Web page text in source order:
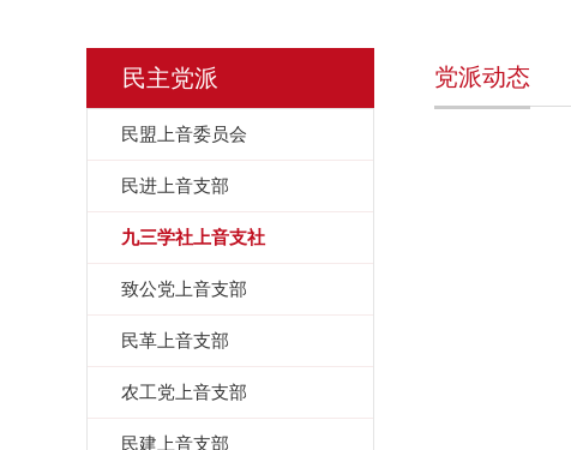
民主党派
民盟上音委员会
民进上音支部
九三学社上音支社
致公党上音支部
民革上音支部
农工党上音支部
民建上音支部
党派动态